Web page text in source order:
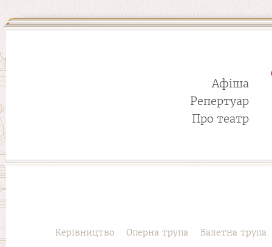
Афіша
Репертуар
Про театр
Керівництво Оперна трупа Балетна трупа